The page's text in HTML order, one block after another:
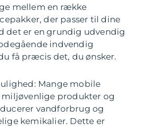
mellem en række
der passer til dine
det er en grundig udvendig
indvendig
få præcis det, du ønsker.
Mange mobile
miljøvenlige produkter og
vandforbrug og
kemikalier. Dette er